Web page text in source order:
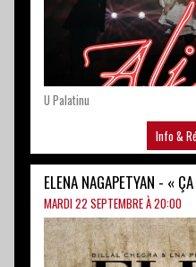
Info &
ELENA NAGAPETYAN - «
MARDI 22 SEPTEMBRE À 20:00